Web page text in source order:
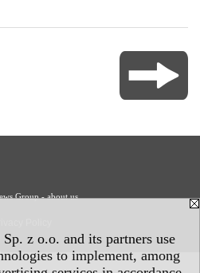
z o.o. and its partners use
to implement, among
Group - about us